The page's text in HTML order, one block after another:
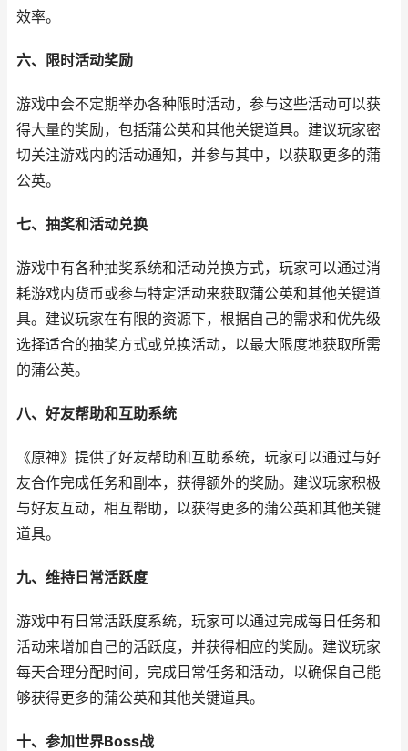
效率。
六、限时活动奖励
游戏中会不定期举办各种限时活动，参与这些活动可以获
得大量的奖励，包括蒲公英和其他关键道具。建议玩家密
切关注游戏内的活动通知，并参与其中，以获取更多的蒲
公英。
七、抽奖和活动兑换
游戏中有各种抽奖系统和活动兑换方式，玩家可以通过消
耗游戏内货币或参与特定活动来获取蒲公英和其他关键道
具。建议玩家在有限的资源下，根据自己的需求和优先级
选择适合的抽奖方式或兑换活动，以最大限度地获取所需
的蒲公英。
八、好友帮助和互助系统
《原神》提供了好友帮助和互助系统，玩家可以通过与好
友合作完成任务和副本，获得额外的奖励。建议玩家积极
与好友互动，相互帮助，以获得更多的蒲公英和其他关键
道具。
九、维持日常活跃度
游戏中有日常活跃度系统，玩家可以通过完成每日任务和
活动来增加自己的活跃度，并获得相应的奖励。建议玩家
每天合理分配时间，完成日常任务和活动，以确保自己能
够获得更多的蒲公英和其他关键道具。
十、参加世界Boss战